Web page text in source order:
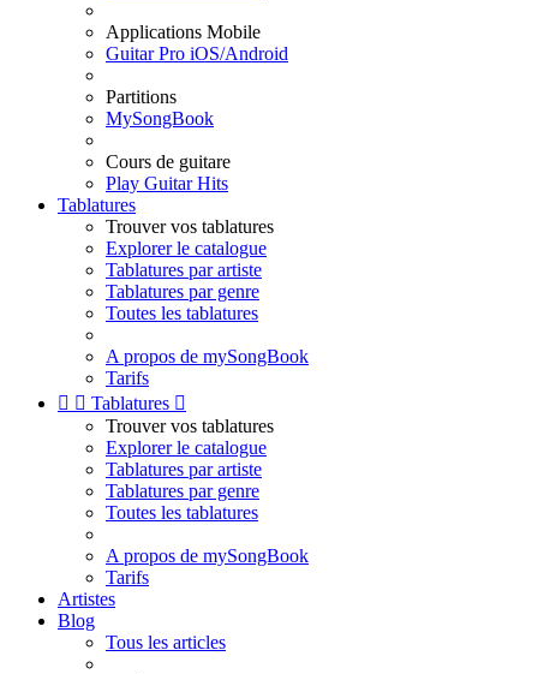
Applications Mobile
Guitar Pro iOS/Android
Partitions
MySongBook
Cours de guitare
Play Guitar Hits
Tablatures
Trouver vos tablatures
Explorer le catalogue
Tablatures par artiste
Tablatures par genre
Toutes les tablatures
A propos de mySongBook
Tarifs
  Tablatures 
Trouver vos tablatures
Explorer le catalogue
Tablatures par artiste
Tablatures par genre
Toutes les tablatures
A propos de mySongBook
Tarifs
Artistes
Blog
Tous les articles